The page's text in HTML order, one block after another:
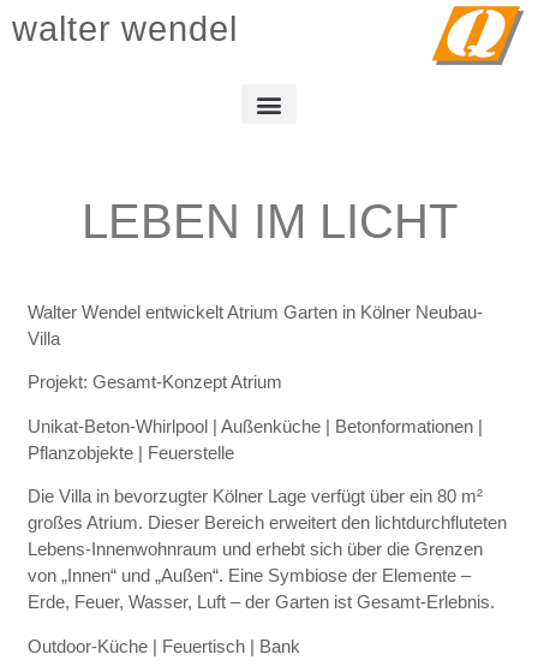
walter wendel
LEBEN IM LICHT
Walter Wendel entwickelt Atrium Garten in Kölner Neubau-
Villa
Projekt: Gesamt-Konzept Atrium
Unikat-Beton-Whirlpool | Außenküche | Betonformationen |
Pflanzobjekte | Feuerstelle
Die Villa in bevorzugter Kölner Lage verfügt über ein 80 m²
großes Atrium. Dieser Bereich erweitert den lichtdurchfluteten
Lebens-Innenwohnraum und erhebt sich über die Grenzen
von „Innen“ und „Außen“. Eine Symbiose der Elemente –
Erde, Feuer, Wasser, Luft – der Garten ist Gesamt-Erlebnis.
Outdoor-Küche | Feuertisch | Bank